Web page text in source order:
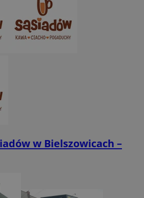
w Bielszowicach –
zabrze.com.pl